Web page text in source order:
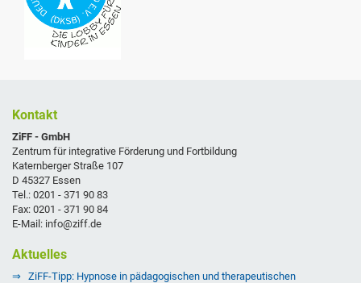
Kontakt
ZiFF - GmbH
Zentrum für integrative Förderung und Fortbildung
Katernberger Straße 107
D 45327 Essen
Tel.: 0201 - 371 90 83
Fax: 0201 - 371 90 84
E-Mail: info@ziff.de
Aktuelles
ZiFF-Tipp: Hypnose in pädagogischen und therapeutischen